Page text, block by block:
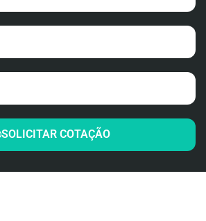
SOLICITAR COTAÇÃO